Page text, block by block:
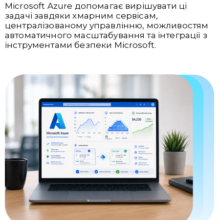
Microsoft Azure допомагає вирішувати ці
задачі завдяки хмарним сервісам,
централізованому управлінню, можливостям
автоматичного масштабування та інтеграції з
інструментами безпеки Microsoft.